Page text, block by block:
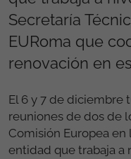
Secretaría
EURoma que
renovación en
El 6 y 7 de diciembre
reuniones de dos de
Comisión Europea en
entidad que trabaja a